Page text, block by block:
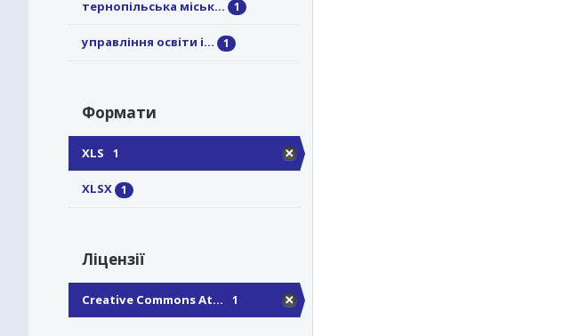
тернопільська міськ... 1
управління освіти і... 1
Формати
XLS 1
XLSX 1
Ліцензії
Creative Commons At... 1